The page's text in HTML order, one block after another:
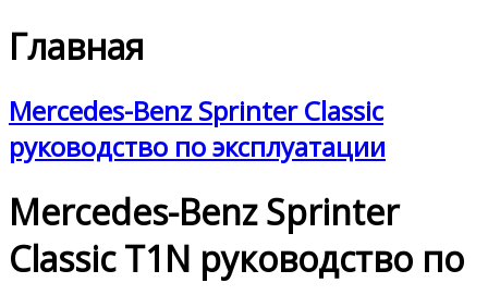
Главная
Mercedes-Benz Sprinter Classic
руководство по эксплуатации
Mercedes-Benz Sprinter
Classic T1N руководство по